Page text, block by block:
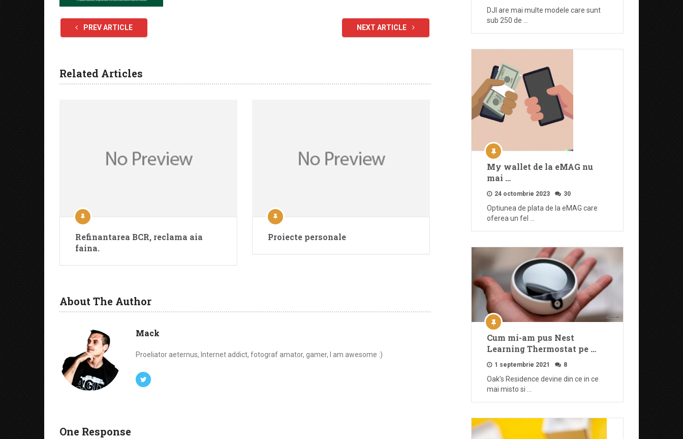
PREV ARTICLE NEXT ARTICLE
Related Articles
Refinantarea BCR, reclama aia
faina.
Proiecte personale
About The Author
Mack
Proeliator aeternus, Internet addict, fotograf amator, gamer, I am awesome :)
One Response
DJI are mai multe modele care sunt
sub 250 de …
My wallet de la eMAG nu
mai …
24 octombrie 2023 30
Optiunea de plata de la eMAG care
oferea un fel …
Cum mi-am pus Nest
Learning Thermostat pe …
1 septembrie 2021 8
Oak’s Residence devine din ce in ce
mai misto si …